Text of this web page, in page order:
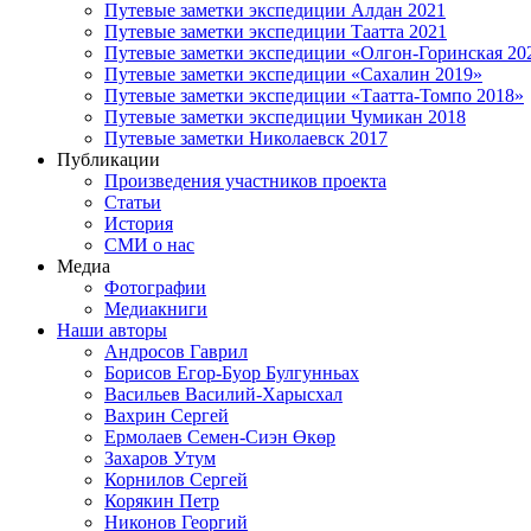
Путевые заметки экспедиции Алдан 2021
Путевые заметки экспедиции Таатта 2021
Путевые заметки экспедиции «Олгон-Горинская
Путевые заметки экспедиции «Сахалин 2019»
Путевые заметки экспедиции «Таатта-Томпо 2018»
Путевые заметки экспедиции Чумикан 2018
Путевые заметки Николаевск 2017
Публикации
Произведения участников проекта
Статьи
История
СМИ о нас
Медиа
Фотографии
Медиакниги
Наши авторы
Андросов Гаврил
Борисов Егор-Буор Булгунньах
Васильев Василий-Харысхал
Вахрин Сергей
Ермолаев Семен-Сиэн Өкөр
Захаров Утум
Корнилов Сергей
Корякин Петр
Никонов Георгий